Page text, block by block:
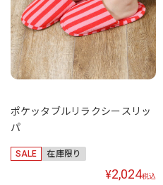
ポケッタブルリラクシースリッ
パ
SALE 在庫限り
¥2,024税込